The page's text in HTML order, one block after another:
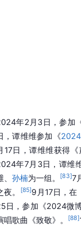
年2月3日，参加
，谭维维参加《
17日，谭维维获得
年7月3日，谭维
、孙楠为一组。 [83]7
夜。
[85]9月17日，在
日，参加《2024微
唱歌曲《致敬》。
[88]